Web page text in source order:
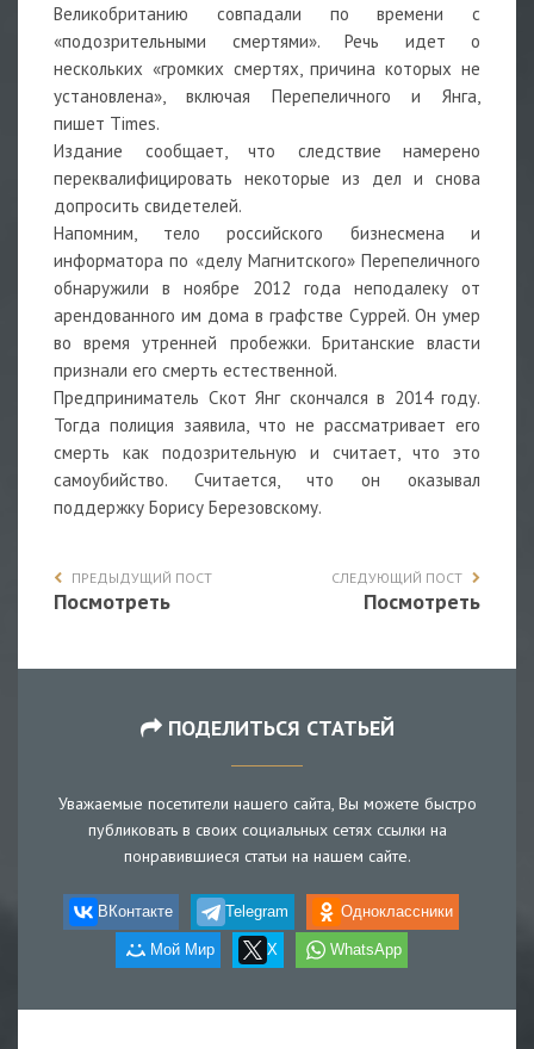
Великобританию совпадали по времени с
«подозрительными смертями». Речь идет о
нескольких «громких смертях, причина которых не
установлена», включая Перепеличного и Янга,
пишет Times.
Издание сообщает, что следствие намерено
переквалифицировать некоторые из дел и снова
допросить свидетелей.
Напомним, тело российского бизнесмена и
информатора по «делу Магнитского» Перепеличного
обнаружили в ноябре 2012 года неподалеку от
арендованного им дома в графстве Суррей. Он умер
во время утренней пробежки. Британские власти
признали его смерть естественной.
Предприниматель Скот Янг скончался в 2014 году.
Тогда полиция заявила, что не рассматривает его
смерть как подозрительную и считает, что это
самоубийство. Считается, что он оказывал
поддержку Борису Березовскому.
ПРЕДЫДУЩИЙ ПОСТ
Посмотреть
СЛЕДУЮЩИЙ ПОСТ
Посмотреть
ПОДЕЛИТЬСЯ СТАТЬЕЙ
Уважаемые посетители нашего сайта, Вы можете быстро
публиковать в своих социальных сетях ссылки на
понравившиеся статьи на нашем сайте.
ВКонтакте Telegram Одноклассники
Мой Мир X WhatsApp